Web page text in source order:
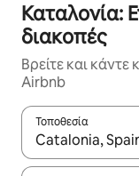
Καταλονία:
διακοπές
Βρείτε και
Airbnb
Τοποθεσία
Όταν τα